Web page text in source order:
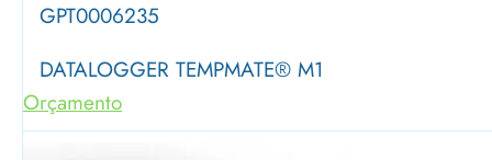
GPT0006235
DATALOGGER TEMPMATE® M1
Orçamento